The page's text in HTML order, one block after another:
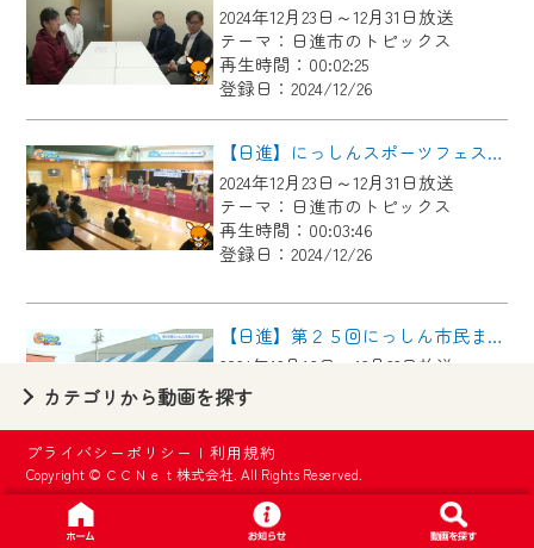
2024年12月23日～12月31日放送
テーマ：日進市のトピックス
再生時間：00:02:25
登録日：2024/12/26
【日進】にっしんスポーツフェスタスポーツ祭
2024年12月23日～12月31日放送
テーマ：日進市のトピックス
再生時間：00:03:46
登録日：2024/12/26
【日進】第２５回にっしん市民まつり
2024年12月16日～12月22日放送
テーマ：日進市のトピックス
再生時間：00:05:19
登録日：2024/12/17
【日進】Bluemoon Cottage 秋のオープンガーデン
2024年12月16日～12月22日放送
カテゴリから動画を探す
プライバシーポリシー |利用規約
Copyright © ＣＣＮｅｔ株式会社. All Rights Reserved.
【ご注意】
2024年9月24日からはご加入者様へのサー
ビス向上のため、
『CCNet Web TV』を利用いただくには、
一部コンテンツを除き、
CCNetサービスへの加入と『CCNetマイ
ページ※』へのログインが必要となりま
す。
いたします。
要となります。
※MyIDとは、CCNet Web TVを含むCCNetの
各種サービスをご利用頂くためのIDです。
IDはお客様が使っているメールアドレス
で設定できます。